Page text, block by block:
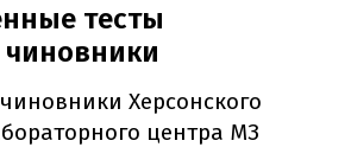
тесты
Херсонского
центра МЗ